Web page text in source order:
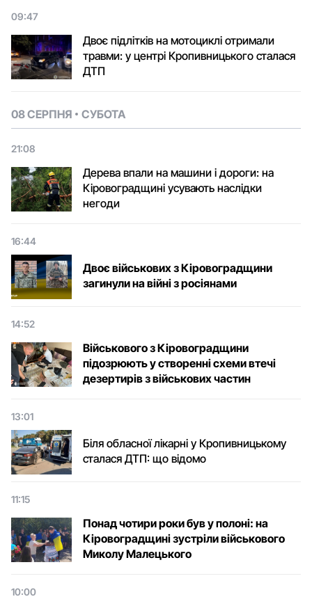
09:47
Двоє підлітків на мотоциклі отримали
травми: у центрі Кропивницького сталася
ДТП
08 СЕРПНЯ СУБОТА
21:08
Дерева впали на машини і дороги: на
Кіровоградщині усувають наслідки
негоди
16:44
Двоє військових з Кіровоградщини
загинули на війні з росіянами
14:52
Військового з Кіровоградщини
підозрюють у створенні схеми втечі
дезертирів з військових частин
13:01
Біля обласної лікарні у Кропивницькому
сталася ДТП: що відомо
11:15
Понад чотири роки був у полоні: на
Кіровоградщині зустріли військового
Микoлу Малецькoгo
10:00